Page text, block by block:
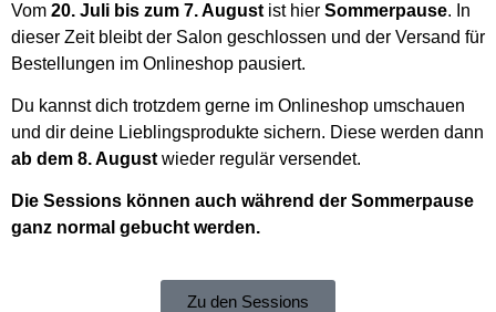
Vom 20. Juli bis zum 7. August ist hier Sommerpause. In
dieser Zeit bleibt der Salon geschlossen und der Versand für
Bestellungen im Onlineshop pausiert.
Du kannst dich trotzdem gerne im Onlineshop umschauen
und dir deine Lieblingsprodukte sichern. Diese werden dann
ab dem 8. August wieder regulär versendet.
Die Sessions können auch während der Sommerpause
ganz normal gebucht werden.
Zu den Sessions